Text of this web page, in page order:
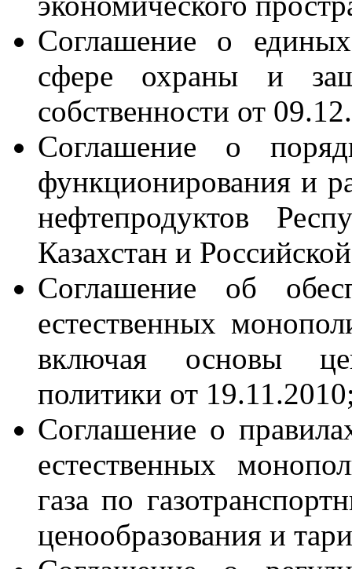
Соглашение о
сфере охраны и
собственности от
Соглашение о
функционирования и
нефтепродуктов
Казахстан и
Соглашение об
естественных
включая основы
политики от
Соглашение о
естественных
газа по
ценообразования и